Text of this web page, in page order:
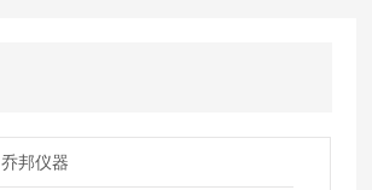
乔邦仪器